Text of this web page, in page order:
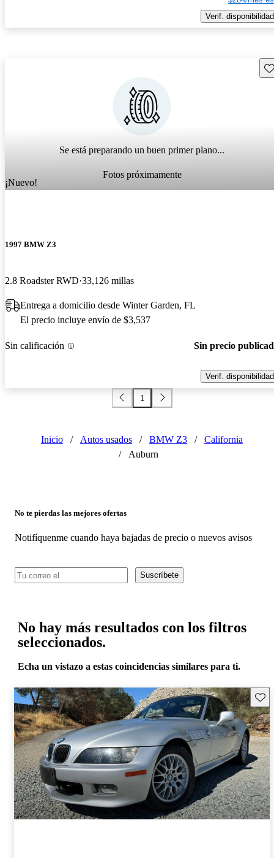
Verif. disponibilidad
Se está preparando un buen primer plano...
Fotos próximamente
¡Nuevo!
1997 BMW Z3
2.8 Roadster RWD 33,126 millas
Entrega a domicilio desde Winter Garden, FL
El precio incluye envío de $3,537
Sin calificación Sin precio
Verif. disponibilidad
1
Inicio / Autos usados / BMW Z3 /
California
/
Auburn
No te pierdas las mejores ofertas
Notifíquenme cuando haya bajadas de precio o nuevos avisos
Suscríbete
No hay más resultados con los filtros
seleccionados.
Echa un vistazo a estas coincidencias similares para ti.